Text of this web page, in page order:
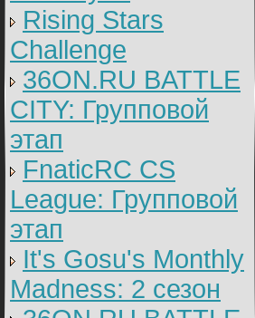
Rising Stars
Challenge
36ON.RU BATTLE
CITY: Групповой
этап
FnaticRC CS
League: Групповой
этап
It's Gosu's Monthly
Madness: 2 сезон